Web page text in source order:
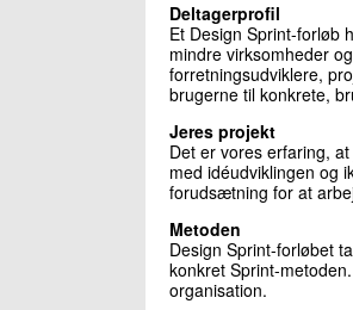
Deltagerprofil
Et Design Sprint-forløb
mindre virksomheder
forretningsudviklere,
brugerne til konkrete,
Jeres projekt
Det er vores erfaring,
med idéudviklingen og
forudsætning for at
Metoden
Design Sprint-forløbet
konkret Sprint-
organisation.